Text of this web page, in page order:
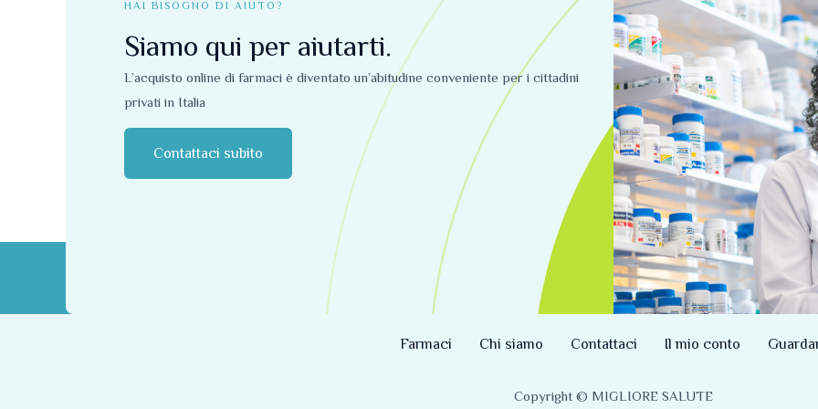
HAI BISOGNO DI AIUTO?
Siamo qui per aiutarti.
L’acquisto online di farmaci è diventato un’abitudine conveniente per i cittadini
privati ​​in Italia
Contattaci subito
Farmaci Chi siamo Contattaci Il mio conto
Copyright © MIGLIORE SALUTE